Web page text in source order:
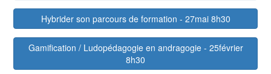
Hybrider son parcours de formation - 27mai 8h30
Gamification / Ludopédagogie en andragogie - 25février
8h30